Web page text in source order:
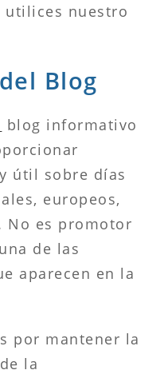
utilices nuestro
Blog
blog informativo
útil sobre días
europeos,
No es promotor
de las
aparecen en la
por mantener la
la